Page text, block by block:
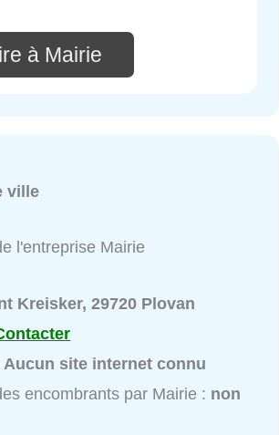
à Mairie
ville
l'entreprise Mairie
Kreisker, 29720 Plovan
Aucun site internet connu
encombrants par Mairie : non